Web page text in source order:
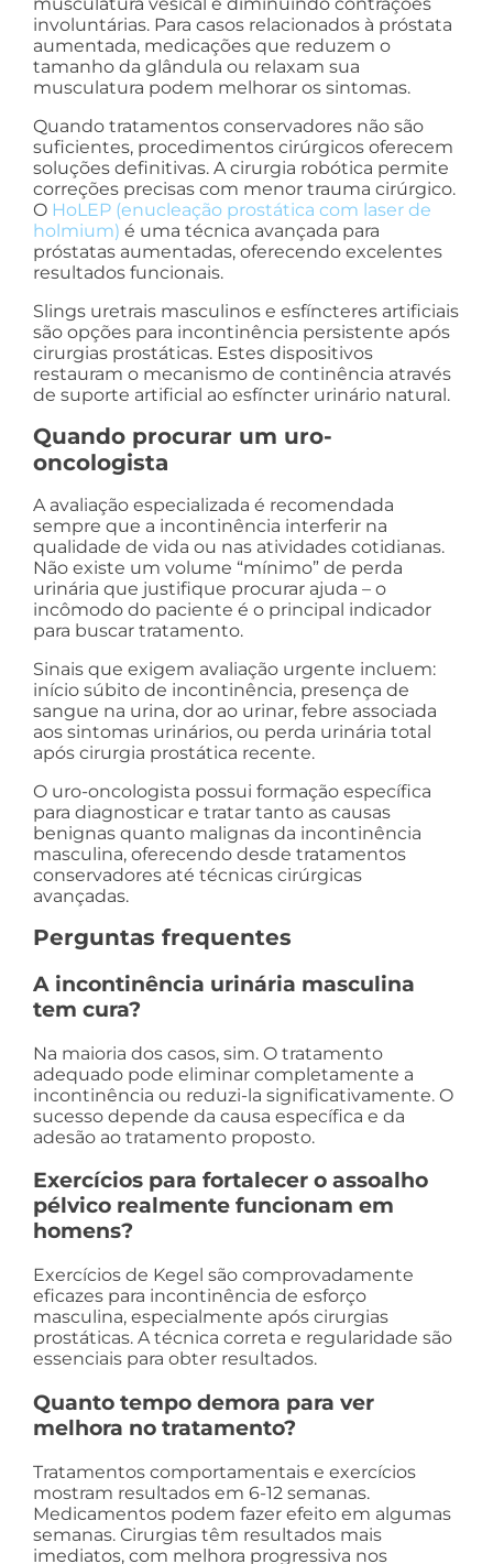
involuntárias. Para casos relacionados à próstata
aumentada, medicações que reduzem o
tamanho da glândula ou relaxam sua
musculatura podem melhorar os sintomas.
Quando tratamentos conservadores não são
suficientes, procedimentos cirúrgicos oferecem
soluções definitivas. A cirurgia robótica permite
correções precisas com menor trauma cirúrgico.
O HoLEP (enucleação prostática com laser de
holmium) é uma técnica avançada para
próstatas aumentadas, oferecendo excelentes
resultados funcionais.
Slings uretrais masculinos e esfíncteres artificiais
são opções para incontinência persistente após
cirurgias prostáticas. Estes dispositivos
restauram o mecanismo de continência através
de suporte artificial ao esfíncter urinário natural.
Quando procurar um uro-
oncologista
A avaliação especializada é recomendada
sempre que a incontinência interferir na
qualidade de vida ou nas atividades cotidianas.
Não existe um volume “mínimo” de perda
urinária que justifique procurar ajuda – o
incômodo do paciente é o principal indicador
para buscar tratamento.
Sinais que exigem avaliação urgente incluem:
início súbito de incontinência, presença de
sangue na urina, dor ao urinar, febre associada
aos sintomas urinários, ou perda urinária total
após cirurgia prostática recente.
O uro-oncologista possui formação específica
para diagnosticar e tratar tanto as causas
benignas quanto malignas da incontinência
masculina, oferecendo desde tratamentos
conservadores até técnicas cirúrgicas
avançadas.
Perguntas frequentes
A incontinência urinária masculina
tem cura?
Na maioria dos casos, sim. O tratamento
adequado pode eliminar completamente a
incontinência ou reduzi-la significativamente. O
sucesso depende da causa específica e da
adesão ao tratamento proposto.
Exercícios para fortalecer o assoalho
pélvico realmente funcionam em
homens?
Exercícios de Kegel são comprovadamente
eficazes para incontinência de esforço
masculina, especialmente após cirurgias
prostáticas. A técnica correta e regularidade são
essenciais para obter resultados.
Quanto tempo demora para ver
melhora no tratamento?
Tratamentos comportamentais e exercícios
mostram resultados em 6-12 semanas.
Medicamentos podem fazer efeito em algumas
semanas. Cirurgias têm resultados mais
imediatos, com melhora progressiva nos